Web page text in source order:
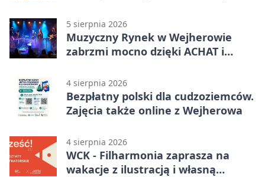
5 sierpnia 2026
Muzyczny Rynek w Wejherowie
zabrzmi mocno dzięki ACHAT i
4 sierpnia 2026
Bezpłatny polski dla cudzoziemców.
Zajęcia także online z Wejherowa
4 sierpnia 2026
WCK - Filharmonia zaprasza na
wakacje z ilustracją i własną